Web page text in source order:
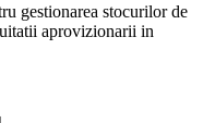
gestionarea stocurilor de
aprovizionarii in